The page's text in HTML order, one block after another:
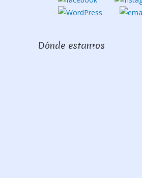
Dónde estamos